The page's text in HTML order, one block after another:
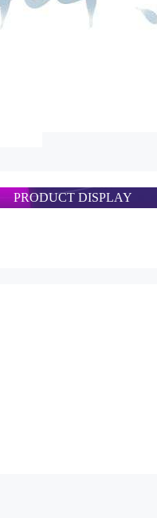
PRODUCT DISPLAY